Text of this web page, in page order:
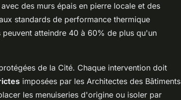
des murs épais en pierre locale et des
standards de performance thermique
atteindre 40 à 60% de plus qu'un
de la Cité. Chaque intervention doit
imposées par les Architectes des Bâtiments
les menuiseries d'origine ou isoler par